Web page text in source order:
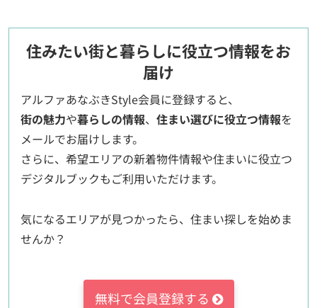
住みたい街と暮らしに役立つ情報をお
届け
アルファあなぶきStyle会員に登録すると、
街の魅力や暮らしの情報、 住まい選びに役立つ情報を
メールでお届けします。
さらに、希望エリアの新着物件情報や住まいに役立つ
デジタルブックもご利用いただけます。
気になるエリアが見つかったら、住まい探しを始めま
せんか？
無料で会員登録する